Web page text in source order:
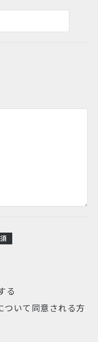
る
ついて同意される方